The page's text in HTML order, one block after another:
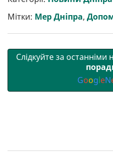
и
т
и
o
o
k
e
r
r
a
m
Мітки: Мер Дніпра,
Слідкуйте за
GoogleN